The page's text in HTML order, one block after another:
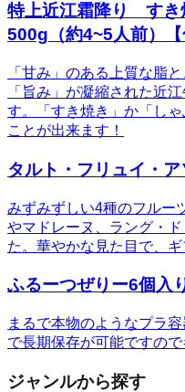
特上近江霜降り す
500g（約4~5人前）【
「甘み」のある上質な脂
「旨み」が凝縮された近
す。「すき焼き」か「し
ことが出来ます！
タルト・フリュイ・ア
みずみずしい4種のフルー
やマドレーヌ、ラング・
た。華やかな見た目で、ギ
ふるーつぜりー6個入
まるで本物のようなプラ
で長期保存が可能ですので
ジャンルから探す